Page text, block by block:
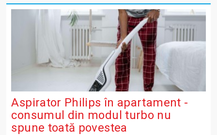
Aspirator Philips în apartament -
consumul din modul turbo nu
spune toată povestea